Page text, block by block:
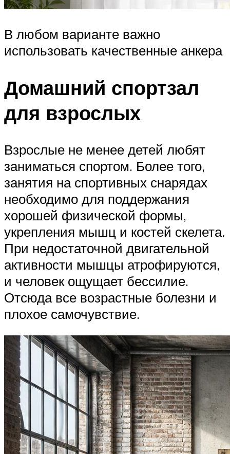
В любом варианте важно
использовать качественные анкера
Домашний спортзал
для взрослых
Взрослые не менее детей любят
заниматься спортом. Более того,
занятия на спортивных снарядах
необходимо для поддержания
хорошей физической формы,
укрепления мышц и костей скелета.
При недостаточной двигательной
активности мышцы атрофируются,
и человек ощущает бессилие.
Отсюда все возрастные болезни и
плохое самочувствие.